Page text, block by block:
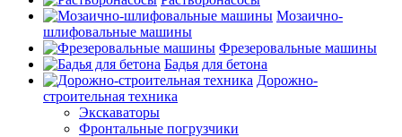
Мозаично-
шлифовальные машины
Фрезеровальные машины
Бадья для бетона
Дорожно-
строительная техника
Экскаваторы
Фронтальные погрузчики